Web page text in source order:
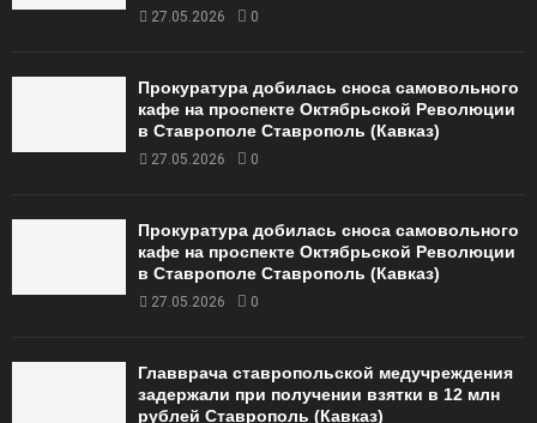
27.05.2026 0
Прокуратура добилась сноса самовольного
кафе на проспекте Октябрьской Революции
в Ставрополе Ставрополь (Кавказ)
27.05.2026 0
Прокуратура добилась сноса самовольного
кафе на проспекте Октябрьской Революции
в Ставрополе Ставрополь (Кавказ)
27.05.2026 0
Главврача ставропольской медучреждения
задержали при получении взятки в 12 млн
рублей Ставрополь (Кавказ)